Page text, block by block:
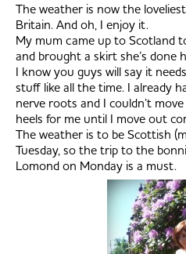
The weather is now the
Britain. And oh, I enjoy it.
My mum came up to Scotland
and brought a skirt she’s done
I know you guys will say it
stuff like all the time. I already
nerve roots and I couldn’t
heels for me until I move out
The weather is to be Scottish
Tuesday, so the trip to the
Lomond on Monday is a must.